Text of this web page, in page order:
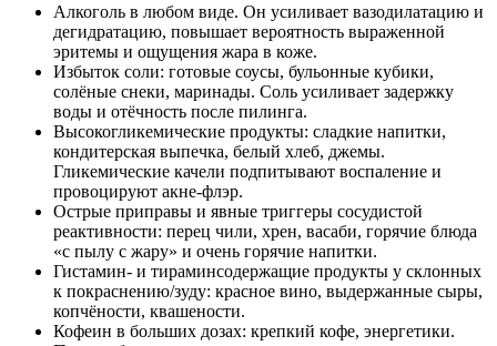
Алкоголь в любом виде. Он усиливает вазодилатацию и
дегидратацию, повышает вероятность выраженной
эритемы и ощущения жара в коже.
Избыток соли: готовые соусы, бульонные кубики,
солёные снеки, маринады. Соль усиливает задержку
воды и отёчность после пилинга.
Высокогликемические продукты: сладкие напитки,
кондитерская выпечка, белый хлеб, джемы.
Гликемические качели подпитывают воспаление и
провоцируют акне‑флэр.
Острые приправы и явные триггеры сосудистой
реактивности: перец чили, хрен, васаби, горячие блюда
«с пылу с жару» и очень горячие напитки.
Гистамин‑ и тираминсодержащие продукты у склонных
к покраснению/зуду: красное вино, выдержанные сыры,
копчёности, квашености.
Кофеин в больших дозах: крепкий кофе, энергетики.